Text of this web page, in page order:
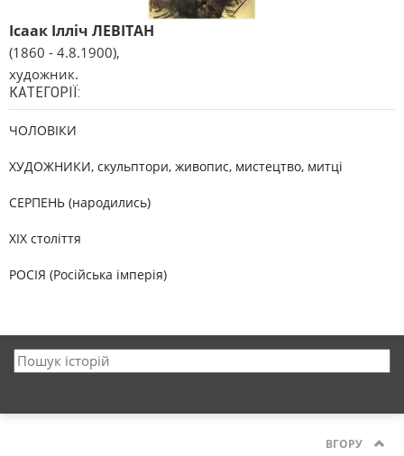
Ісаак Ілліч ЛЕВІТАН
(1860 - 4.8.1900),
художник.
КАТЕГОРІЇ:
ЧОЛОВІКИ
ХУДОЖНИКИ, скульптори, живопис, мистецтво, митці
СЕРПЕНЬ (народились)
XIX століття
РОСІЯ (Російська імперія)
ВГОРУ